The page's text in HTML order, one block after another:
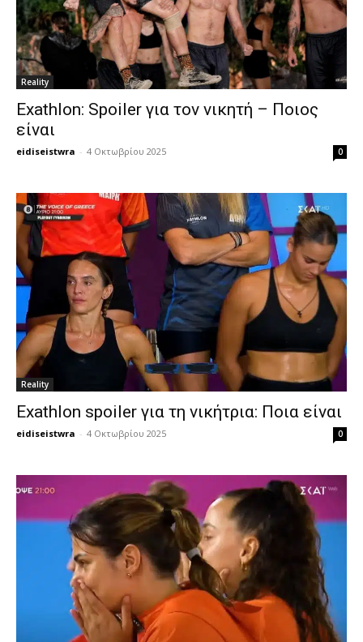
Reality
Exathlon: Spoiler για τον νικητή – Ποιος
είναι
eidiseistwra - 4 Οκτωβρίου 2025 0
Reality
Exathlon spoiler για τη νικήτρια: Ποια είναι
eidiseistwra - 4 Οκτωβρίου 2025 0